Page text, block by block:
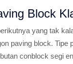
Block
yang tak
paving block. Tipe
conblock segi